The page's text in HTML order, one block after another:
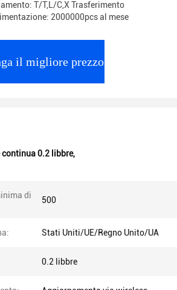
T/T,L/C,X Trasferimento
2000000pcs al mese
il migliore prezzo
0.2 libbre,
di 500
Stati Uniti/UE/Regno Unito/UA
0.2 libbre